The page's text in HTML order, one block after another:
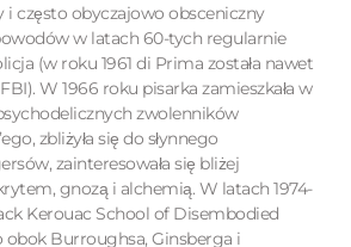
często obyczajowo obsceniczny
w latach 60-tych regularnie
(w roku 1961 di Prima została nawet
W 1966 roku pisarka zamieszkała w
zwolenników
zbliżyła się do słynnego
zainteresowała się bliżej
gnozą i alchemią. W latach 1974-
Kerouac School of Disembodied
obok Burroughsa, Ginsberga i